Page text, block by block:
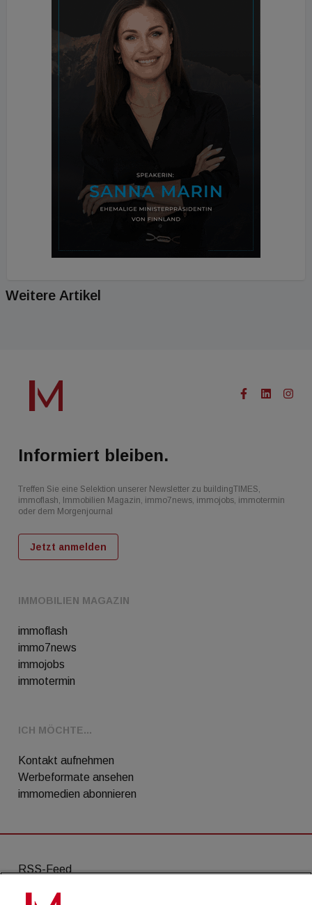
Weitere Artikel
IMMOBILIEN MAGAZIN
immoflash
immo7news
immojobs
immotermin
ICH MÖCHTE...
Kontakt aufnehmen
Werbeformate ansehen
immomedien abonnieren
Informiert bleiben.
Treffen Sie eine Selektion unserer Newsletter zu buildingTIMES,
immoflash, Immobilien Magazin, immo7news, immojobs, immotermin
oder dem Morgenjournal
Jetzt anmelden
RSS-Feed
AGB